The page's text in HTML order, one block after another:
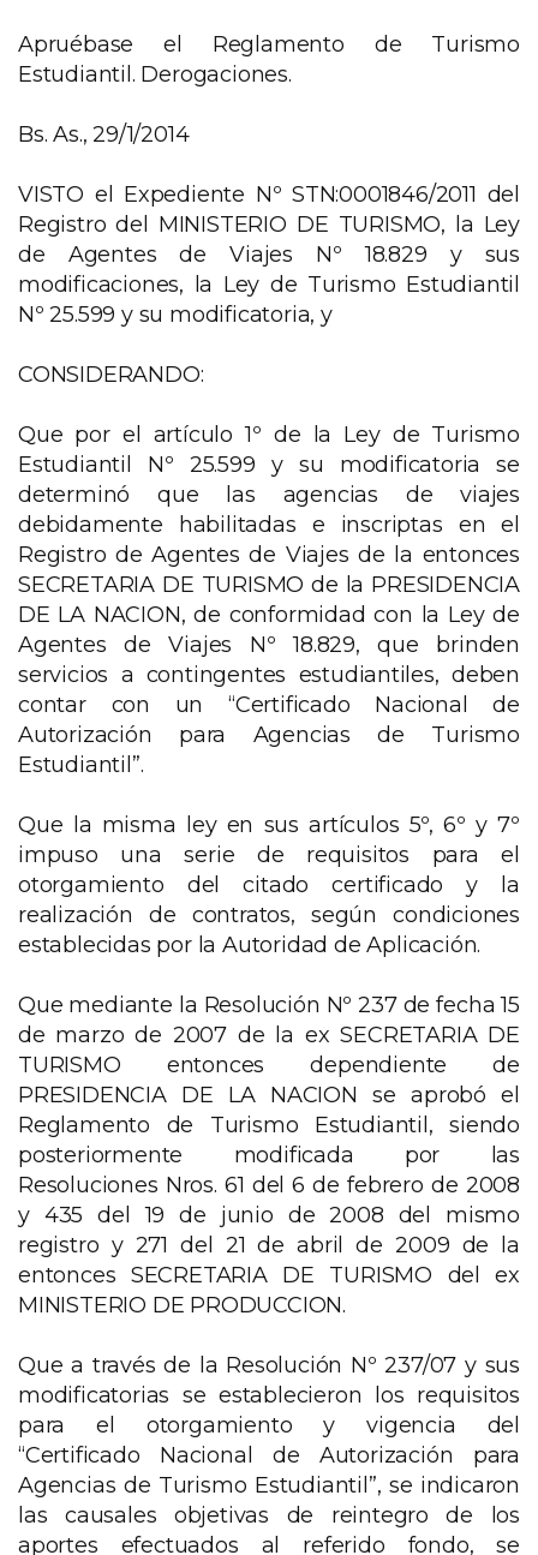
Apruébase el Reglamento de Turismo
Estudiantil. Derogaciones.
Bs. As., 29/1/2014
VISTO el Expediente Nº STN:0001846/2011 del
Registro del MINISTERIO DE TURISMO, la Ley
de Agentes de Viajes Nº 18.829 y sus
modificaciones, la Ley de Turismo Estudiantil
Nº 25.599 y su modificatoria, y
CONSIDERANDO:
Que por el artículo 1º de la Ley de Turismo
Estudiantil Nº 25.599 y su modificatoria se
determinó que las agencias de viajes
debidamente habilitadas e inscriptas en el
Registro de Agentes de Viajes de la entonces
SECRETARIA DE TURISMO de la PRESIDENCIA
DE LA NACION, de conformidad con la Ley de
Agentes de Viajes Nº 18.829, que brinden
servicios a contingentes estudiantiles, deben
contar con un “Certificado Nacional de
Autorización para Agencias de Turismo
Estudiantil”.
Que la misma ley en sus artículos 5º, 6º y 7º
impuso una serie de requisitos para el
otorgamiento del citado certificado y la
realización de contratos, según condiciones
establecidas por la Autoridad de Aplicación.
Que mediante la Resolución Nº 237 de fecha 15
de marzo de 2007 de la ex SECRETARIA DE
TURISMO entonces dependiente de
PRESIDENCIA DE LA NACION se aprobó el
Reglamento de Turismo Estudiantil, siendo
posteriormente modificada por las
Resoluciones Nros. 61 del 6 de febrero de 2008
y 435 del 19 de junio de 2008 del mismo
registro y 271 del 21 de abril de 2009 de la
entonces SECRETARIA DE TURISMO del ex
MINISTERIO DE PRODUCCION.
Que a través de la Resolución Nº 237/07 y sus
modificatorias se establecieron los requisitos
para el otorgamiento y vigencia del
“Certificado Nacional de Autorización para
Agencias de Turismo Estudiantil”, se indicaron
las causales objetivas de reintegro de los
aportes efectuados al referido fondo, se